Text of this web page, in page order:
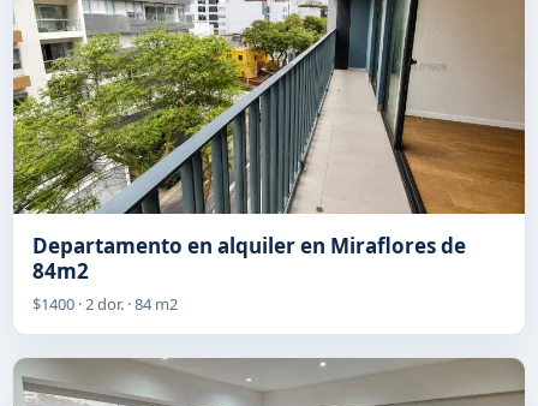
Departamento en alquiler en Miraflores de
84m2
$1400 · 2 dor. · 84 m2